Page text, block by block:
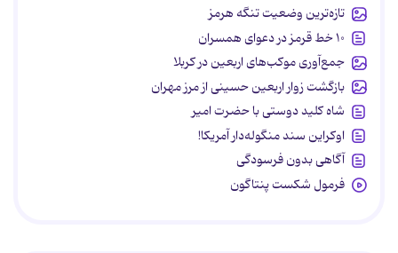
تازه‌ترین وضعیت تنگه هرمز
۱۰ خط قرمز در دعوای همسران
جمع‌آوری موکب‌های اربعین در کربلا
بازگشت زوار اربعین حسینی از مرز مهران
شاه کلید دوستی با حضرت امیر
اوکراین سند منگوله‌دار آمریکا!
آگاهی بدون فرسودگی
فرمول شکست پنتاگون